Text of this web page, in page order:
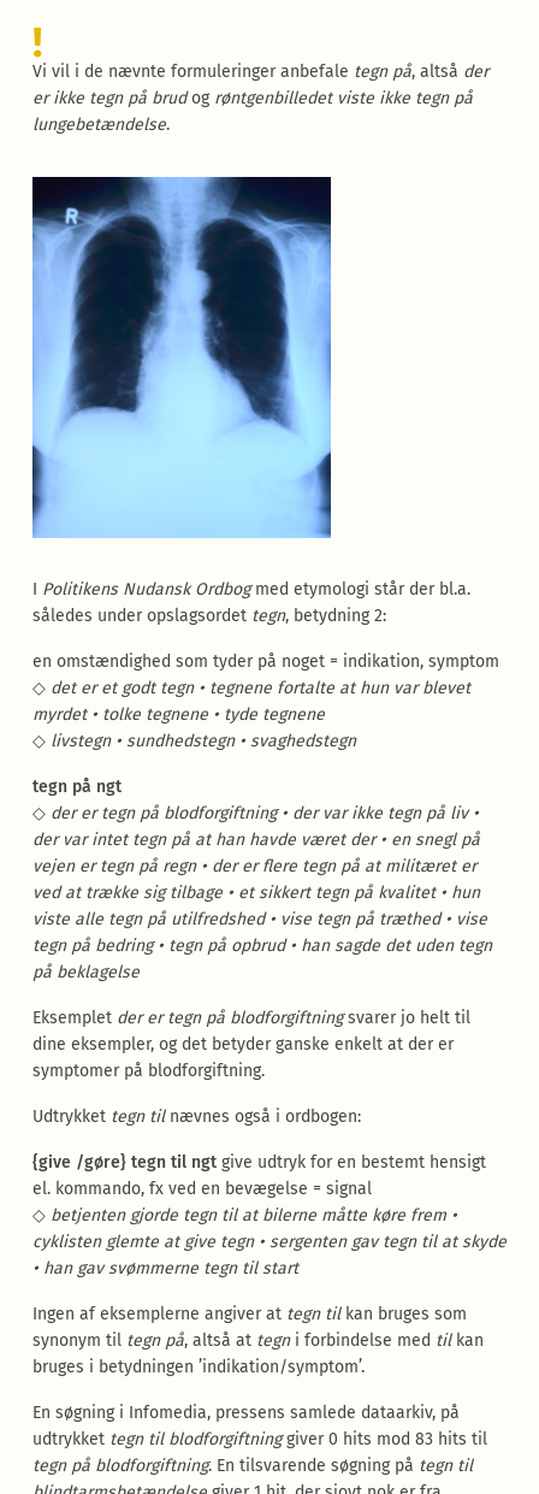
!
Vi vil i de nævnte formuleringer anbefale tegn på, altså der
er ikke tegn på brudog røntgenbilledet viste ikke tegn på
lungebetændelse.
I Politikens Nudansk Ordbogmed etymologi står der bl.a.
således under opslagsordet tegn, betydning 2:
en omstændighed som tyder på noget = indikation, symptom
◇ det er et godt tegn • tegnene fortalte at hun var blevet
myrdet • tolke tegnene • tyde tegnene
◇ livstegn • sundhedstegn • svaghedstegn
tegn på ngt
◇ der er tegn på blodforgiftning • der var ikke tegn på liv •
der var intet tegn på at han havde været der • en snegl på
vejen er tegn på regn • der er flere tegn på at militæret er
ved at trække sig tilbage • et sikkert tegn på kvalitet • hun
viste alle tegn på utilfredshed • vise tegn på træthed • vise
tegn på bedring • tegn på opbrud • han sagde det uden tegn
på beklagelse
Eksemplet der er tegn på blodforgiftningsvarer jo helt til
dine eksempler, og det betyder ganske enkelt at der er
symptomer på blodforgiftning.
Udtrykket tegn tilnævnes også i ordbogen:
{give /gøre} tegn til ngtgive udtryk for en bestemt hensigt
el. kommando, fx ved en bevægelse = signal
◇ betjenten gjorde tegn til at bilerne måtte køre frem •
cyklisten glemte at give tegn • sergenten gav tegn til at skyde
• han gav svømmerne tegn til start
Ingen af eksemplerne angiver at tegn tilkan bruges som
synonym til tegn på, altså at tegni forbindelse med tilkan
bruges i betydningen ’indikation/symptom’.
En søgning i Infomedia, pressens samlede dataarkiv, på
udtrykket tegn til blodforgiftninggiver 0 hits mod 83 hits til
tegn på blodforgiftning. En tilsvarende søgning på tegn til